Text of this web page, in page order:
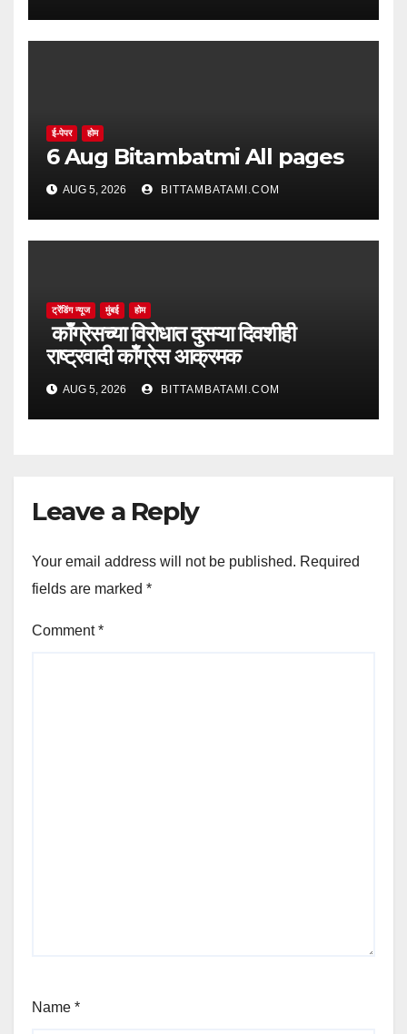
ई-पेपर होम
6 Aug Bitambatmi All pages
AUG 5, 2026 BITTAMBATAMI.COM
ट्रेंडिंग न्यूज मुंबई होम
काँग्रेसच्या विरोधात दुसऱ्या दिवशीही
राष्ट्रवादी काँग्रेस आक्रमक
AUG 5, 2026 BITTAMBATAMI.COM
Leave a Reply
Your email address will not be published. Required
fields are marked *
Comment*
Name *